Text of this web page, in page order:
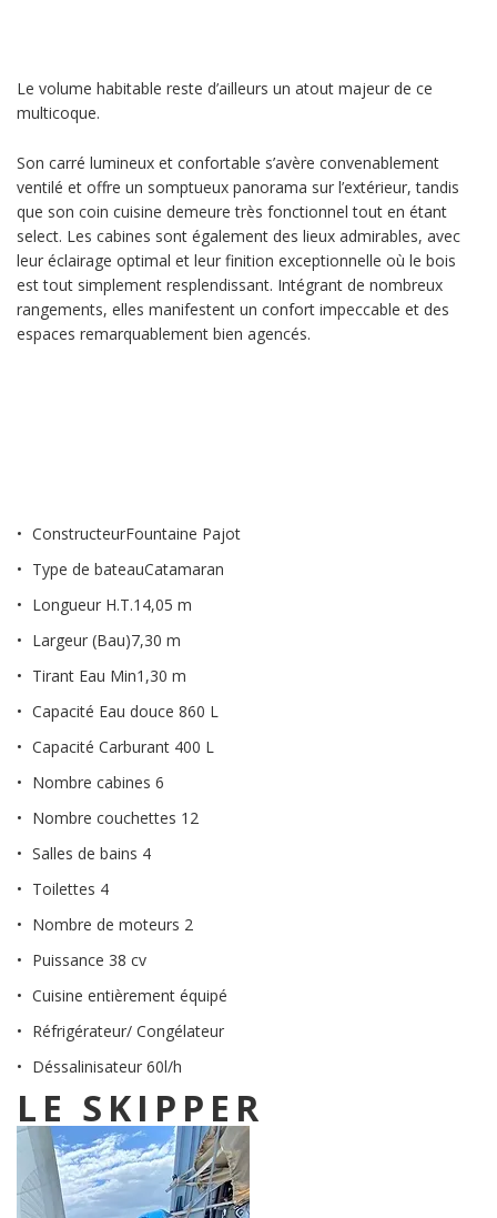
Le volume habitable reste d’ailleurs un atout majeur de ce
multicoque.
Son carré lumineux et confortable s’avère convenablement
ventilé et offre un somptueux panorama sur l’extérieur, tandis
que son coin cuisine demeure très fonctionnel tout en étant
select. Les cabines sont également des lieux admirables, avec
leur éclairage optimal et leur finition exceptionnelle où le bois
est tout simplement resplendissant. Intégrant de nombreux
rangements, elles manifestent un confort impeccable et des
espaces remarquablement bien agencés.
ConstructeurFountaine Pajot
Type de bateauCatamaran
Longueur H.T.14,05 m
Largeur (Bau)7,30 m
Tirant Eau Min1,30 m
Capacité Eau douce 860 L
Capacité Carburant 400 L
Nombre cabines 6
Nombre couchettes 12
Salles de bains 4
Toilettes 4
Nombre de moteurs 2
Puissance 38 cv
Cuisine entièrement équipé
Réfrigérateur/ Congélateur
Déssalinisateur 60l/h
LE SKIPPER